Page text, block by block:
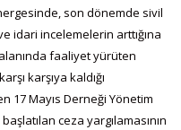
son dönemde sivil
idari incelemelerin arttığına
faaliyet yürüten
karşıya kaldığı
17 Mayıs Derneği Yönetim
ceza yargılamasının